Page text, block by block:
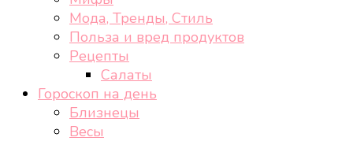
Мода, Тренды, Стиль
Польза и вред продуктов
Рецепты
Салаты
Гороскоп на день
Близнецы
Весы